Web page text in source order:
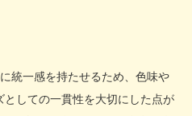
統一感を持たせるため、色味や
しての一貫性を大切にした点が